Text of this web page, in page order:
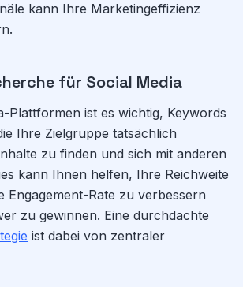
kann Ihre Marketingeffizienz
für Social Media
Plattformen ist es wichtig, Keywords
Ihre Zielgruppe tatsächlich
zu finden und sich mit anderen
kann Ihnen helfen, Ihre Reichweite
Engagement-Rate zu verbessern
zu gewinnen. Eine durchdachte
ist dabei von zentraler